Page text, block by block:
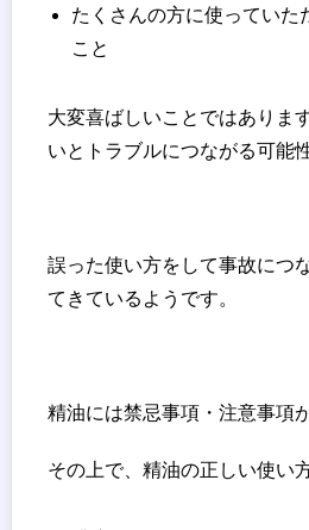
たくさんの方に使っていた
こと
大変喜ばしいことではありま
いとトラブルにつながる可能
誤った使い方をして事故につ
てきているようです。
精油には禁忌事項・注意事項
その上で、精油の正しい使い